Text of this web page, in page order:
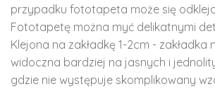
przypadku fototapeta może się
Fototapetę można myć delikatnymi
Klejona na zakładkę 1-2cm - zakładka
widoczna bardziej na jasnych i
gdzie nie występuje skomplikowany